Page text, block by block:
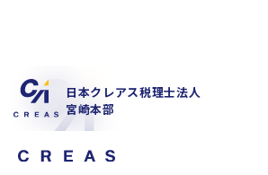
日本クレアス税理士法人
宮崎本部